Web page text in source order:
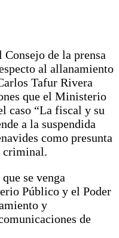
de la prensa
al allanamiento
Tafur Rivera
que el Ministerio
caso “La fiscal y su
a la suspendida
como presunta
criminal.
se venga
Público y el Poder
y
de